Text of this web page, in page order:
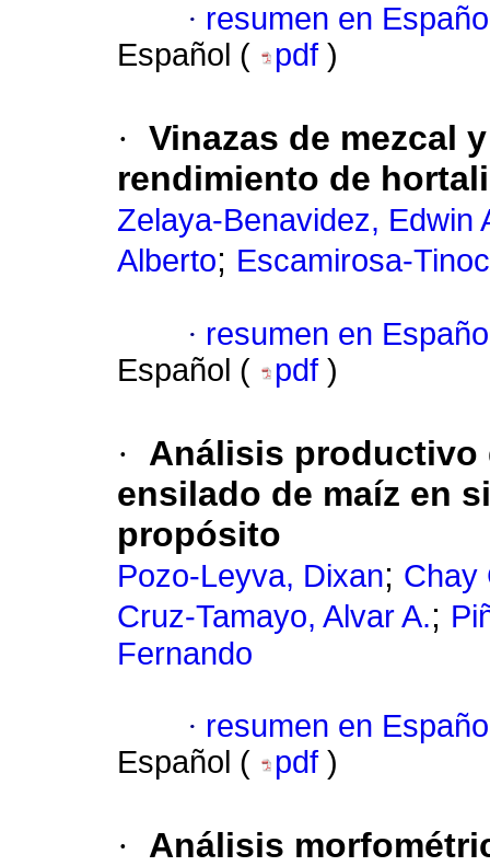
· resumen en
Español (
pdf )
· Vinazas de mezcal
rendimiento de
Zelaya-Benavidez, Edwin
Alberto; Escamirosa-
· resumen en
Español (
pdf )
·
Análisis productivo
ensilado de maíz en
propósito
Pozo-Leyva, Dixan; Chay
Cruz-Tamayo, Alvar A.;
Fernando
· resumen en
Español (
pdf )
·
Análisis